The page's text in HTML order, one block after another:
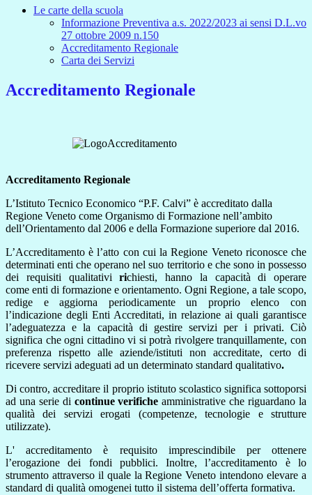
Le carte della scuola
Informazione Preventiva a.s. 2022/2023 ai sensi D.L.vo
27 ottobre 2009 n.150
Accreditamento Regionale
Carta dei Servizi
Accreditamento Regionale
Accreditamento Regionale
L’Istituto Tecnico Economico “P.F. Calvi” è accreditato dalla
Regione Veneto come Organismo di Formazione nell’ambito
dell’Orientamento dal 2006 e della Formazione superiore dal 2016.
L’Accreditamento è l’atto con cui la Regione Veneto riconosce che
determinati enti che operano nel suo territorio e che sono in possesso
dei requisiti qualitativi richiesti, hanno la capacità di operare
come enti di formazione e orientamento. Ogni Regione, a tale scopo,
redige e aggiorna periodicamente un proprio elenco con
l’indicazione degli Enti Accreditati, in relazione ai quali garantisce
l’adeguatezza e la capacità di gestire servizi per i privati. Ciò
significa che ogni cittadino vi si potrà rivolgere tranquillamente, con
preferenza rispetto alle aziende/istituti non accreditate, certo di
ricevere servizi adeguati ad un determinato standard qualitativo.
Di contro, accreditare il proprio istituto scolastico significa sottoporsi
ad una serie di continue verifiche amministrative che riguardano la
qualità dei servizi erogati (competenze, tecnologie e strutture
utilizzate).
L' accreditamento è requisito imprescindibile per ottenere
l’erogazione dei fondi pubblici. Inoltre, l’accreditamento è lo
strumento attraverso il quale la Regione Veneto intendono elevare a
standard di qualità omogenei tutto il sistema dell’offerta formativa.